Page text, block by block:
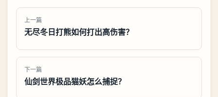
上一篇
无尽冬日打熊如何打出高伤害？
下一篇
仙剑世界极品猫妖怎么捕捉？